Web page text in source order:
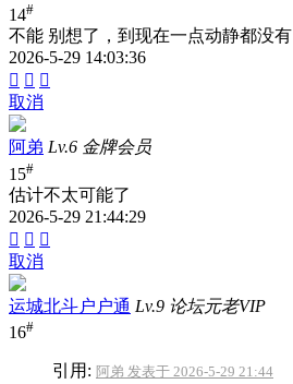
14#
不能 别想了，到现在一点动静都没有
2026-5-29 14:03:36
  
取消
阿弟 Lv.6 金牌会员
15#
估计不太可能了
2026-5-29 21:44:29
  
取消
运城北斗户户通 Lv.9 论坛元老VIP
16#
引用: 阿弟 发表于 2026-5-29 21:44